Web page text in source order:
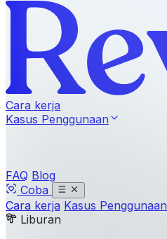
Cara kerja
Kasus Penggunaan
FAQ Blog
Coba
Cara kerja Kasus Penggunaan
Liburan